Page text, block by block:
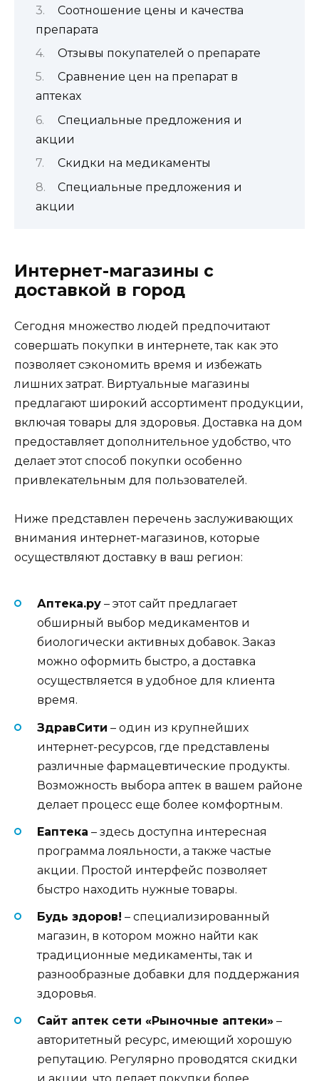
Соотношение цены и качества
препарата
Отзывы покупателей о препарате
Сравнение цен на препарат в
аптеках
Специальные предложения и
акции
Скидки на медикаменты
Специальные предложения и
акции
Интернет-магазины с
доставкой в город
Сегодня множество людей предпочитают
совершать покупки в интернете, так как это
позволяет сэкономить время и избежать
лишних затрат. Виртуальные магазины
предлагают широкий ассортимент продукции,
включая товары для здоровья. Доставка на дом
предоставляет дополнительное удобство, что
делает этот способ покупки особенно
привлекательным для пользователей.
Ниже представлен перечень заслуживающих
внимания интернет-магазинов, которые
осуществляют доставку в ваш регион:
Аптека.ру – этот сайт предлагает
обширный выбор медикаментов и
биологически активных добавок. Заказ
можно оформить быстро, а доставка
осуществляется в удобное для клиента
время.
ЗдравСити – один из крупнейших
интернет-ресурсов, где представлены
различные фармацевтические продукты.
Возможность выбора аптек в вашем районе
делает процесс еще более комфортным.
Еаптека – здесь доступна интересная
программа лояльности, а также частые
акции. Простой интерфейс позволяет
быстро находить нужные товары.
Будь здоров! – специализированный
магазин, в котором можно найти как
традиционные медикаменты, так и
разнообразные добавки для поддержания
здоровья.
Сайт аптек сети «Рыночные аптеки» –
авторитетный ресурс, имеющий хорошую
репутацию. Регулярно проводятся скидки